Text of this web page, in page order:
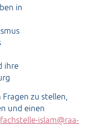
in
ihre
zu stellen,
und einen
fachstelle-islam@raa-